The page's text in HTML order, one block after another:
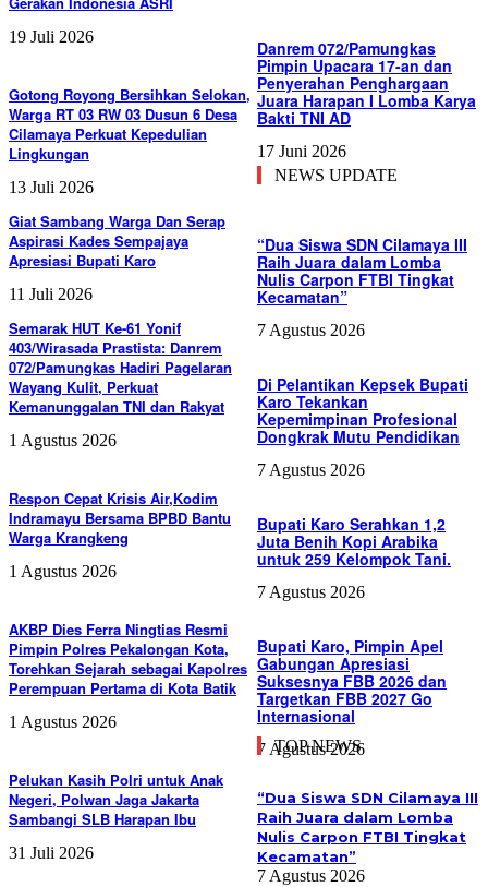
19 Juli 2026
Gotong Royong Bersihkan Selokan,
Warga RT 03 RW 03 Dusun 6 Desa
Cilamaya Perkuat Kepedulian
Lingkungan
13 Juli 2026
Giat Sambang Warga Dan Serap
Aspirasi Kades Sempajaya
Apresiasi Bupati Karo
11 Juli 2026
Semarak HUT Ke-61 Yonif
403/Wirasada Prastista: Danrem
072/Pamungkas Hadiri Pagelaran
Wayang Kulit, Perkuat
Kemanunggalan TNI dan Rakyat
1 Agustus 2026
Respon Cepat Krisis Air,Kodim
Indramayu Bersama BPBD Bantu
Warga Krangkeng
1 Agustus 2026
AKBP Dies Ferra Ningtias Resmi
Pimpin Polres Pekalongan Kota,
Torehkan Sejarah sebagai Kapolres
Perempuan Pertama di Kota Batik
1 Agustus 2026
Pelukan Kasih Polri untuk Anak
Negeri, Polwan Jaga Jakarta
Sambangi SLB Harapan Ibu
31 Juli 2026
Danrem 072/Pamungkas
Pimpin Upacara 17-an dan
Penyerahan Penghargaan
Juara Harapan I Lomba Karya
Bakti TNI AD
17 Juni 2026
NEWS UPDATE
“Dua Siswa SDN Cilamaya III
Raih Juara dalam Lomba
Nulis Carpon FTBI Tingkat
Kecamatan”
7 Agustus 2026
Di Pelantikan Kepsek Bupati
Karo Tekankan
Kepemimpinan Profesional
Dongkrak Mutu Pendidikan
7 Agustus 2026
Bupati Karo Serahkan 1,2
Juta Benih Kopi Arabika
untuk 259 Kelompok Tani.
7 Agustus 2026
Bupati Karo, Pimpin Apel
Gabungan Apresiasi
Suksesnya FBB 2026 dan
Targetkan FBB 2027 Go
Internasional
7 Agustus 2026
TOP NEWS
“Dua Siswa SDN Cilamaya III
Raih Juara dalam Lomba
Nulis Carpon FTBI Tingkat
Kecamatan”
7 Agustus 2026